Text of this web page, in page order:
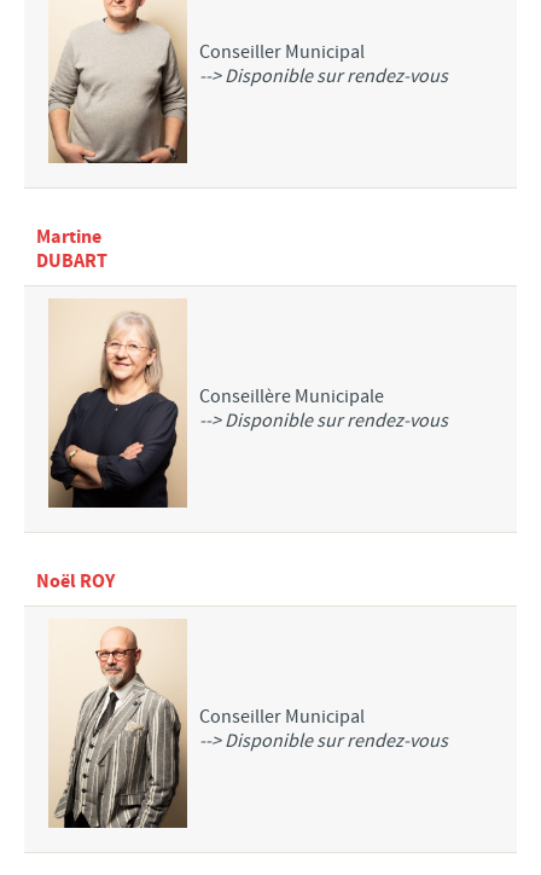
Conseiller Municipal
--> Disponible sur rendez-vous
Martine
DUBART
Conseillère Municipale
--> Disponible sur rendez-vous
Noël ROY
Conseiller Municipal
--> Disponible sur rendez-vous